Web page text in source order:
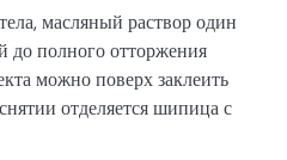
масляный раствор один
до полного отторжения
можно поверх заклеить
отделяется шипица с